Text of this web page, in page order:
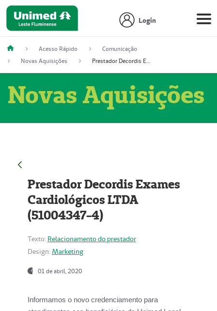
Login
Acesso Rápido
Comunicação
Novas Aquisições
Prestador Decordis Exames Cardiológicos LTDA (51004347-4)
Novas Aquisições
Prestador Decordis Exames
Cardiológicos LTDA
(51004347-4)
Texto: Relacionamento do prestador
Design: Marketing
01 de abril, 2020
Informamos o novo credenciamento para